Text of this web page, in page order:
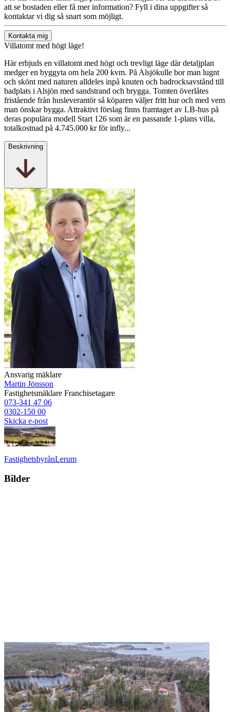
att se bostaden eller få mer information? Fyll i dina uppgifter så
kontaktar vi dig så snart som möjligt.
Kontakta mig
Villatomt med högt läge!
Här erbjuds en villatomt med högt och trevligt läge där detaljplan
medger en byggyta om hela 200 kvm. På Alsjökulle bor man lugnt
och skönt med naturen alldeles inpå knuten och badrocksavstånd till
badplats i Alsjön med sandstrand och brygga. Tomten överlåtes
fristående från husleverantör så köparen väljer fritt hur och med vem
man önskar bygga. Attraktivt förslag finns framtaget av LB-hus på
deras populära modell Start 126 som är en passande 1-plans villa,
totalkostnad på 4.745.000 kr för infly...
Beskrivning
Ansvarig mäklare
Martin Jönsson
Fastighetsmäklare Franchisetagare
073-341 47 06
0302-150 00
Skicka e-post
FastighetsbyrånLerum
Bilder